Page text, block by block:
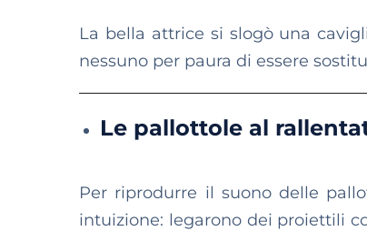
La bella attrice si slogò una
nessuno per paura di essere
Le pallottole al
Per riprodurre il suono delle
intuizione: legarono dei proiettili